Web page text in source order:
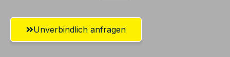
Unverbindlich anfragen